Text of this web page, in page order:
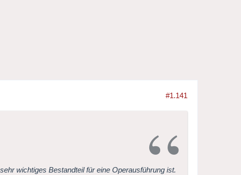
#1.141
wichtiges Bestandteil für eine Operausführung ist.